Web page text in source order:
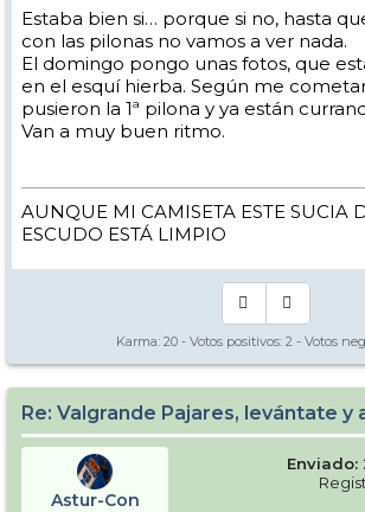
Estaba bien si… porque si no, hasta
con las pilonas no vamos a ver nada.
El domingo pongo unas fotos, que
en el esquí hierba. Según me
pusieron la 1ª pilona y ya están
Van a muy buen ritmo.
AUNQUE MI CAMISETA ESTE SUCIA
ESCUDO ESTÁ LIMPIO
Karma: 20 - Votos positivos: 2 - Votos
Re: Valgrande Pajares, levántate y
Astur-Con
Enviado: